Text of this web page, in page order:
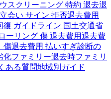
スクリーニング 特約 退去退
会い サイン 拒否退去費用
復 ガイドライン 国土交通省
ーリング 傷 退去費用退去費
傷退去費用 払いすぎ診断の
化ファミリー退去時ファミリ
ある質問地域別ガイド